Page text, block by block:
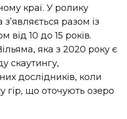
краї. У ролику
разом із
від 10 до 15 років.
яка з 2020 року є
скаутингу,
дослідників, коли
гір, що оточують озеро